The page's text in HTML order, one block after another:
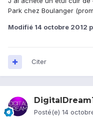
Park chez Boulanger
Modifié 14 octobre 2012
Citer
DigitalDream1
Posté(e) 14